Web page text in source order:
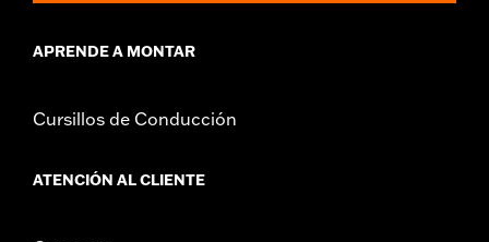
APRENDE A MONTAR
Cursillos de Conducción
ATENCIÓN AL CLIENTE